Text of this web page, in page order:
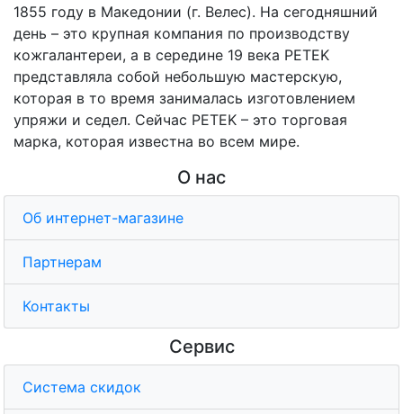
1855 году в Македонии (г. Велес). На сегодняшний
день – это крупная компания по производству
кожгалантереи, а в середине 19 века PETEK
представляла собой небольшую мастерскую,
которая в то время занималась изготовлением
упряжи и седел. Сейчас PETEK – это торговая
марка, которая известна во всем мире.
О нас
Об интернет-магазине
Партнерам
Контакты
Сервис
Система скидок